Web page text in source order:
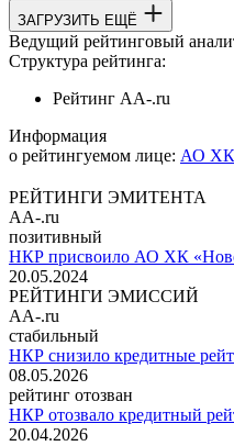
ЗАГРУЗИТЬ ЕЩЁ
Ведущий рейтинговый
Структура рейтинга:
Рейтинг AA-.ru
Информация
о рейтингуемом лице: АО ХК
РЕЙТИНГИ ЭМИТЕНТА
AA-.ru
позитивный
НКР присвоило АО ХК
20.05.2024
РЕЙТИНГИ ЭМИССИЙ
AA-.ru
стабильный
НКР снизило кредитные
08.05.2026
рейтинг отозван
НКР отозвало кредитный
20.04.2026